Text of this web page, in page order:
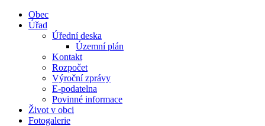
Obec
Úřad
Úřední deska
Územní plán
Kontakt
Rozpočet
Výroční zprávy
E-podatelna
Povinné informace
Život v obci
Fotogalerie